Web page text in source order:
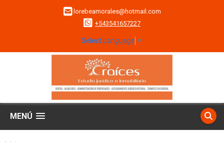
lorebeamorales@hotmail.com
+543541657227
Select Language ▼
MENÚ